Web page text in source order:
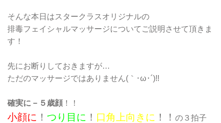
そんな本日はスタークラスオリジナルの
排毒フェイシャルマッサージについてご説明させて頂きま
す！
先にお断りしておきますが…
ただのマッサージではありません(｀･ω･´)!!
確実に－５歳顔！！
小顔に ！ つり目に ！ 口角上向きに ！！ の３拍子